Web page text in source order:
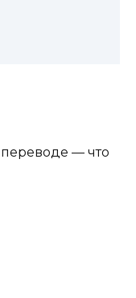
переводе — что